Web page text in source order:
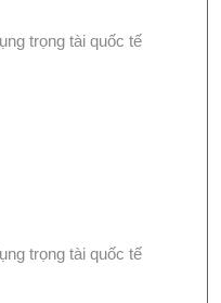
trọng tài quốc tế
trọng tài quốc tế